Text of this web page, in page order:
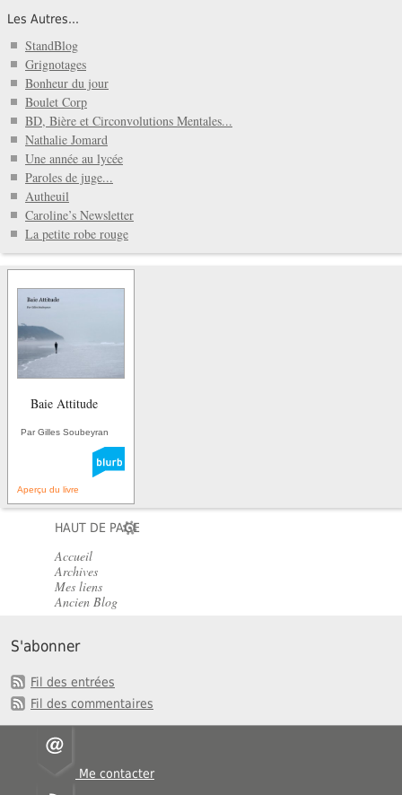
Les Autres...
StandBlog
Grignotages
Bonheur du jour
Boulet Corp
BD, Bière et Circonvolutions Mentales...
Nathalie Jomard
Une année au lycée
Paroles de juge...
Autheuil
Caroline’s Newsletter
La petite robe rouge
Baie Attitude
Par Gilles Soubeyran
Aperçu du livre
HAUT DE PAGE
Accueil
Archives
Mes liens
Ancien Blog
S'abonner
Fil des entrées
Fil des commentaires
Me contacter